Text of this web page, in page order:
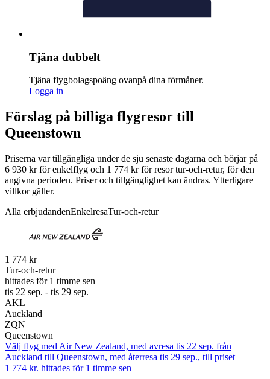
Tjäna dubbelt
Tjäna flygbolagspoäng ovanpå dina förmåner.
Logga in
Förslag på billiga flygresor till
Queenstown
Priserna var tillgängliga under de sju senaste dagarna och börjar på
6 930 kr för enkelflyg och 1 774 kr för resor tur-och-retur, för den
angivna perioden. Priser och tillgänglighet kan ändras. Ytterligare
villkor gäller.
Alla erbjudandenEnkelresaTur-och-retur
1 774 kr
Tur-och-retur
hittades för 1 timme sen
tis 22 sep. - tis 29 sep.
AKL
Auckland
ZQN
Queenstown
Välj flyg med Air New Zealand, med avresa tis 22 sep. från
Auckland till Queenstown, med återresa tis 29 sep., till priset
1 774 kr. hittades för 1 timme sen